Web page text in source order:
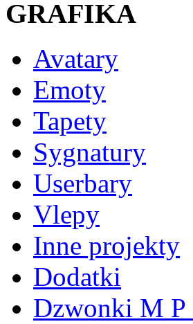
GRAFIKA
Avatary
Emoty
Tapety
Sygnatury
Userbary
Vlepy
Inne projekty
Dodatki
Dzwonki M P